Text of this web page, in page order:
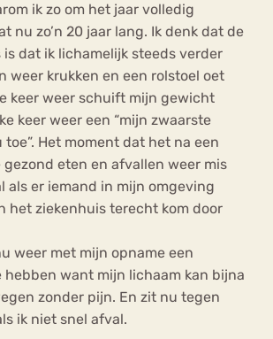
ik zo om het jaar volledig
nu zo’n 20 jaar lang. Ik denk dat de
is dat ik lichamelijk steeds verder
weer krukken en een rolstoel oet
keer weer schuift mijn gewicht
keer weer een “mijn zwaarste
Het moment dat het na een
eten en afvallen weer mis
als er iemand in mijn omgeving
het ziekenhuis terecht kom door
weer met mijn opname een
want mijn lichaam kan bijna
zonder pijn. En zit nu tegen
ik niet snel afval.